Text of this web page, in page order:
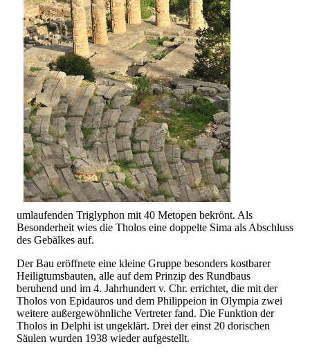
umlaufenden Triglyphon mit 40 Metopen bekrönt. Als
Besonderheit wies die Tholos eine doppelte Sima als Abschluss
des Gebälkes auf.
Der Bau eröffnete eine kleine Gruppe besonders kostbarer
Heiligtumsbauten, alle auf dem Prinzip des Rundbaus
beruhend und im 4. Jahrhundert v. Chr. errichtet, die mit der
Tholos von Epidauros und dem Philippeion in Olympia zwei
weitere außergewöhnliche Vertreter fand. Die Funktion der
Tholos in Delphi ist ungeklärt. Drei der einst 20 dorischen
Säulen wurden 1938 wieder aufgestellt.